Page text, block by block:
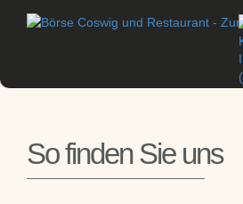
So finden Sie uns